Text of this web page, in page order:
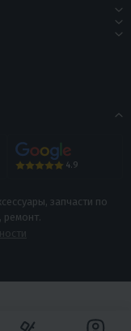
4.9
запчасти по